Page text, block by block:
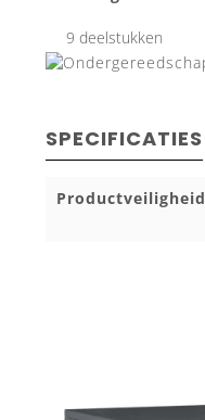
9 deelstukken
SPECIFICATIES
Productveiligheid